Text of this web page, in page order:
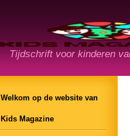
Tijdschrift voor kinderen
Welkom op de website van
Kids Magazine